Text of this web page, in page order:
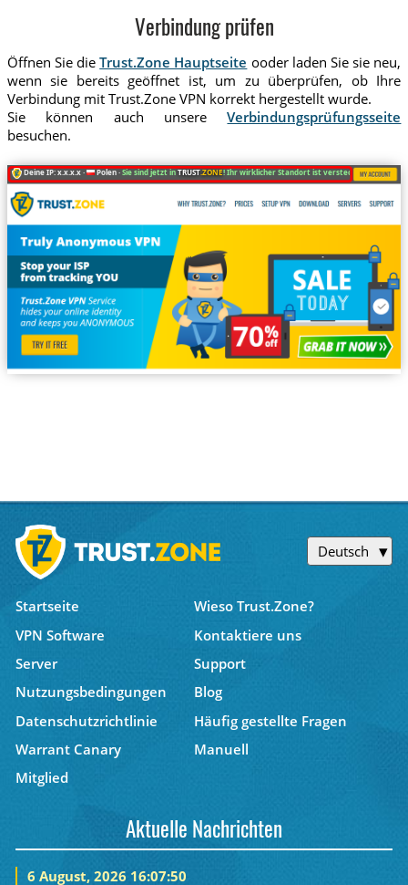
Verbindung prüfen
Öffnen Sie dieTrust.Zone Hauptseite ooder laden Sie sie neu,
wenn sie bereits geöffnet ist, um zu überprüfen, ob Ihre
Verbindung mit Trust.Zone VPN korrekt hergestellt wurde.
Sie können auch unsereVerbindungsprüfungsseite
besuchen.
Deine IP: x.x.x.x · Polen ·Sie sind jetzt inTRUST.ZONE! Ihr wirklicher Standort ist versteckt!
Deutsch
Startseite
Wieso Trust.Zone?
VPN Software
Kontaktiere uns
Server
Support
Nutzungsbedingungen
Blog
Datenschutzrichtlinie
Häufig gestellte Fragen
Warrant Canary
Manuell
Mitglied
Aktuelle Nachrichten
6 August, 2026 16:07:50